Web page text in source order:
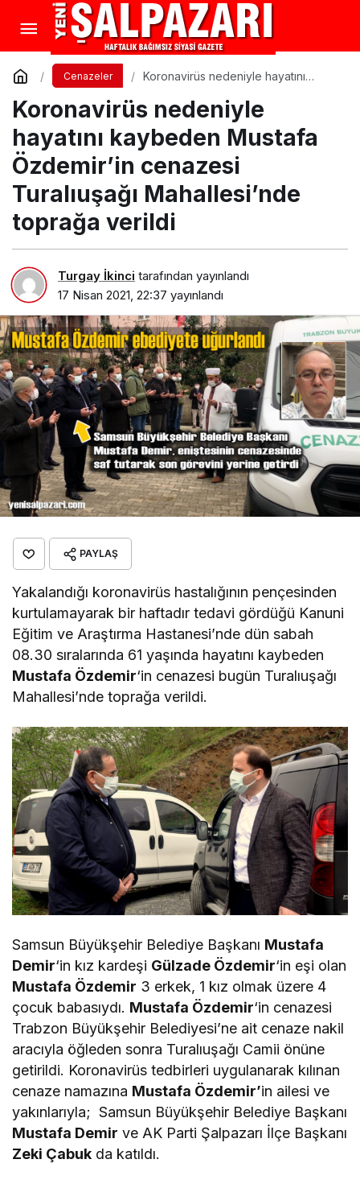
Cenazeler
Koronavirüs nedeniyle hayatını
cenazesi Turalıuşağı Mahallesi’nde
toprağa verildi
Koronavirüs nedeniyle
hayatını kaybeden Mustafa
Özdemir’in cenazesi
Turalıuşağı Mahallesi’nde
toprağa verildi
Turgay İkinci tarafından yayınlandı
17 Nisan 2021, 22:37 yayınlandı
PAYLAŞ
Yakalandığı koronavirüs hastalığının pençesinden
kurtulamayarak bir haftadır tedavi gördüğü Kanuni
Eğitim ve Araştırma Hastanesi’nde dün sabah
08.30 sıralarında 61 yaşında hayatını kaybeden
Mustafa Özdemir‘in cenazesi bugün Turalıuşağı
Mahallesi’nde toprağa verildi.
Samsun Büyükşehir Belediye Başkanı Mustafa
Demir‘in kız kardeşi Gülzade Özdemir‘in eşi olan
Mustafa Özdemir 3 erkek, 1 kız olmak üzere 4
çocuk babasıydı. Mustafa Özdemir‘in cenazesi
Trabzon Büyükşehir Belediyesi’ne ait cenaze nakil
aracıyla öğleden sonra Turalıuşağı Camii önüne
getirildi. Koronavirüs tedbirleri uygulanarak kılınan
cenaze namazına Mustafa Özdemir’in ailesi ve
yakınlarıyla; Samsun Büyükşehir Belediye Başkanı
Mustafa Demir ve AK Parti Şalpazarı İlçe Başkanı
Zeki Çabuk da katıldı.